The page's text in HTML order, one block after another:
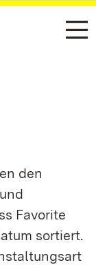
den
Favorite
sortiert.